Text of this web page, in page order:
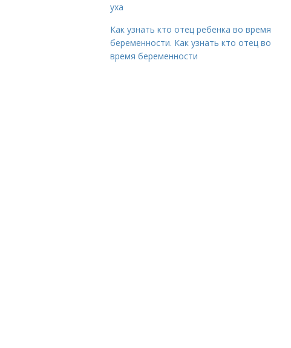
уха
Как узнать кто отец ребенка во время
беременности. Как узнать кто отец во
время беременности